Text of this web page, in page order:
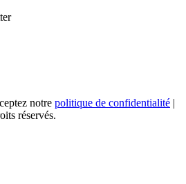
notre politique de confidentialité |
réservés.